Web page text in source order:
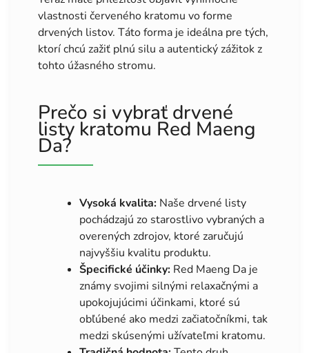
vlastnosti červeného kratomu vo forme
drvených listov. Táto forma je ideálna pre tých,
ktorí chcú zažiť plnú silu a autentický zážitok z
tohto úžasného stromu.
Prečo si vybrať drvené
listy kratomu Red Maeng
Da?
Vysoká kvalita: Naše drvené listy
pochádzajú zo starostlivo vybraných a
overených zdrojov, ktoré zaručujú
najvyššiu kvalitu produktu.
Špecifické účinky: Red Maeng Da je
známy svojimi silnými relaxačnými a
upokojujúcimi účinkami, ktoré sú
obľúbené ako medzi začiatočníkmi, tak
medzi skúsenými užívateľmi kratomu.